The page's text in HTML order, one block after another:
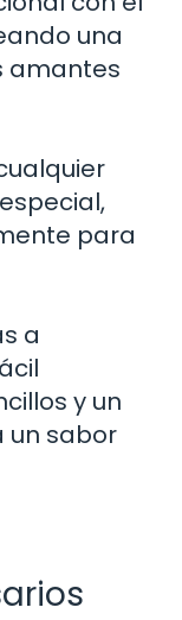
una
amantes
para
a
y un
un sabor